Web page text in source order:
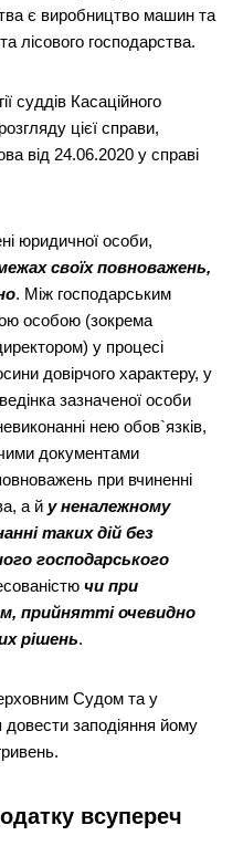
є виробництво машин та
лісового господарства.
суддів Касаційного
цієї справи,
від 24.06.2020 у справі
юридичної особи,
своїх повноважень,
. Між господарським
особою (зокрема
у процесі
довірчого характеру, у
зазначеної особи
нею обов`язків,
документами
при вчиненні
а й у неналежному
таких дій без
господарського
чи при
прийнятті очевидно
рішень.
Судом та у
заподіяння йому
всупереч